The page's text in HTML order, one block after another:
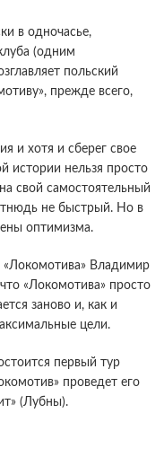
в одночасье,
(одним
польский
прежде всего,
и хотя и сберег свое
истории нельзя просто
свой самостоятельный
не быстрый. Но в
оптимизма.
«Локомотива» Владимир
«Локомотива» просто
заново и, как и
цели.
первый тур
проведет его
(Лубны).